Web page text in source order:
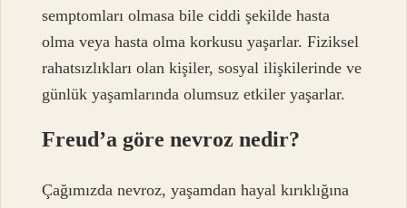
semptomları olmasa bile ciddi şekilde hasta
olma veya hasta olma korkusu yaşarlar. Fiziksel
rahatsızlıkları olan kişiler, sosyal ilişkilerinde ve
günlük yaşamlarında olumsuz etkiler yaşarlar.
Freud’a göre nevroz nedir?
Çağımızda nevroz, yaşamdan hayal kırıklığına